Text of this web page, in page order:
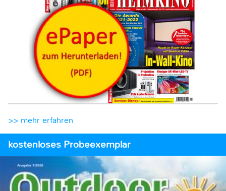
>> mehr erfahren
kostenloses Probeexemplar